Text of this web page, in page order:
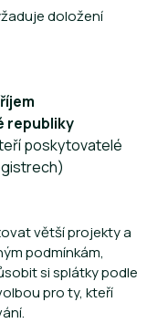
doložení
republiky
poskytovatelé
větší projekty a
podmínkám,
si splátky podle
pro ty, kteří